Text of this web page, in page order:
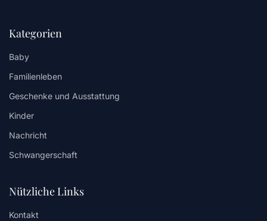
Kategorien
Baby
Familienleben
Geschenke und Ausstattung
Kinder
Nachricht
Schwangerschaft
Nützliche Links
Kontakt